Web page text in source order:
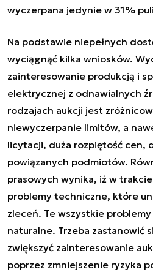
wyczerpana jedynie w 31%
Na podstawie niepełnych
wyciągnąć kilka wniosków.
zainteresowanie produkcją i
elektrycznej z odnawialnych
rodzajach aukcji jest
niewyczerpanie limitów, a
licytacji, duża rozpiętość cen,
powiązanych podmiotów.
prasowych wynika, iż w
problemy techniczne, które
zleceń. Te wszystkie
naturalne. Trzeba zastanowić
zwiększyć zainteresowanie
poprzez zmniejszenie ryzyka